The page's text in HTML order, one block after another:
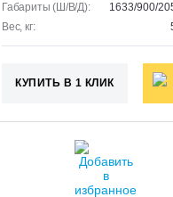
Габариты (Ш/В/Д):
1633/900/
Вес, кг:
КУПИТЬ В 1 КЛИК